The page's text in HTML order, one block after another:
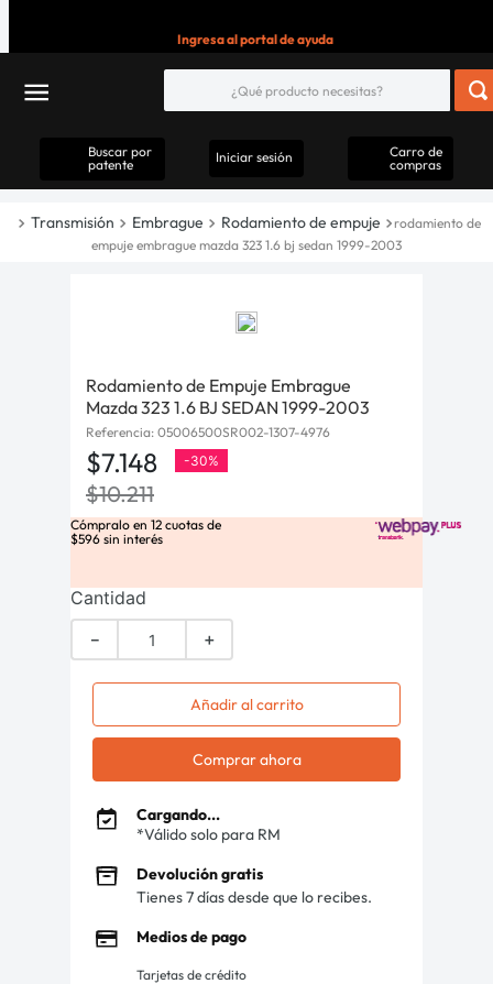
Ingresa al portal de ayuda
Buscar por
patente
Iniciar sesión
Carro de
compras
Transmisión Embrague Rodamiento de empuje
rodamiento de
empuje embrague mazda 323 1.6 bj sedan 1999-2003
Rodamiento de Empuje Embrague
Mazda 323 1.6 BJ SEDAN 1999-2003
Referencia: 05006500SR002-1307-4976
$7.148 -30%
$10.211
Cómpralo en 12 cuotas de
$596 sin interés
Cantidad
＋
－
Añadir al carrito
Comprar ahora
Cargando...
*Válido solo para RM
Devolución gratis
Tienes 7 días desde que lo recibes.
Medios de pago
Tarjetas de crédito